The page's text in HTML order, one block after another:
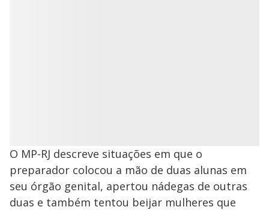
O MP-RJ descreve situações em que o
preparador colocou a mão de duas alunas em
seu órgão genital, apertou nádegas de outras
duas e também tentou beijar mulheres que